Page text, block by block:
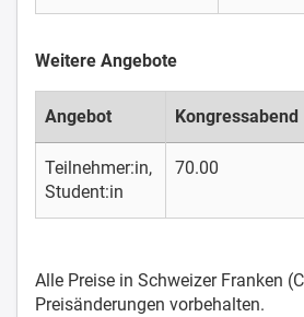
Weitere Angebote
Angebot Kongressabend
Teilnehmer:in,
Student:in
70.00
Alle Preise in Schweizer Franken
Preisänderungen vorbehalten.